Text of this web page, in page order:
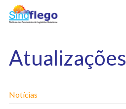
Atualizações
Notícias